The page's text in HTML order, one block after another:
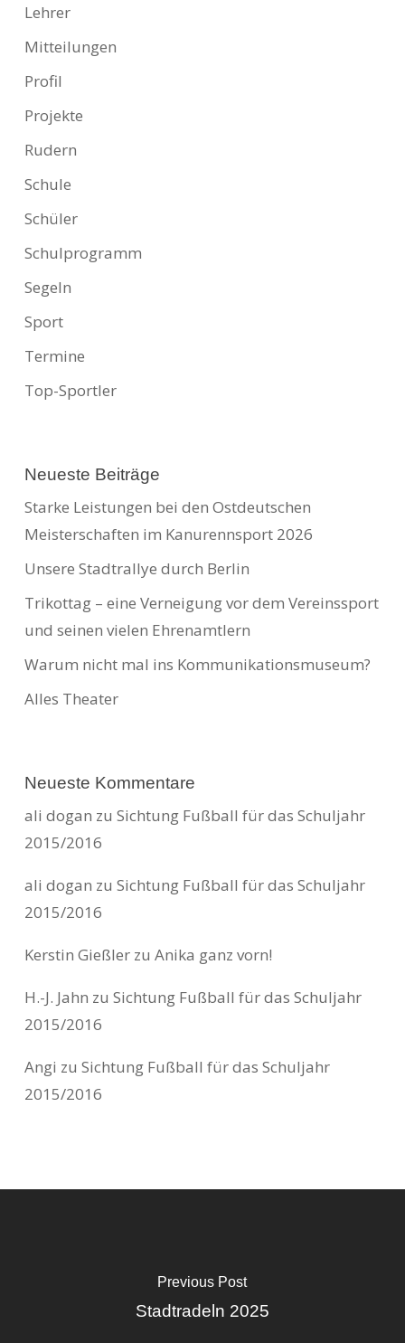
Lehrer
Mitteilungen
Profil
Projekte
Rudern
Schule
Schüler
Schulprogramm
Segeln
Sport
Termine
Top-Sportler
Neueste Beiträge
Starke Leistungen bei den Ostdeutschen
Meisterschaften im Kanurennsport 2026
Unsere Stadtrallye durch Berlin
Trikottag – eine Verneigung vor dem Vereinssport
und seinen vielen Ehrenamtlern
Warum nicht mal ins Kommunikationsmuseum?
Alles Theater
Neueste Kommentare
ali dogan zu Sichtung Fußball für das Schuljahr
2015/2016
ali dogan zu Sichtung Fußball für das Schuljahr
2015/2016
Kerstin Gießlerzu Anika ganz vorn!
H.-J. Jahn zu Sichtung Fußball für das Schuljahr
2015/2016
Angi zu Sichtung Fußball für das Schuljahr
2015/2016
Previous Post
Stadtradeln 2025